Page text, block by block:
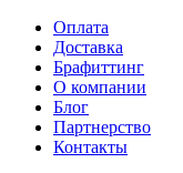
Оплата
Доставка
Брафиттинг
О компании
Блог
Партнерство
Контакты